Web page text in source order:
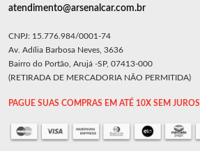
atendimento@arsenalcar.com.br
CNPJ: 15.776.984/0001-74
Av. Adília Barbosa Neves, 3636
Bairro do Portão, Arujá -SP, 07413-000
(RETIRADA DE MERCADORIA NÃO PERMITIDA)
PAGUE SUAS COMPRAS EM ATÉ 10X SEM JUROS